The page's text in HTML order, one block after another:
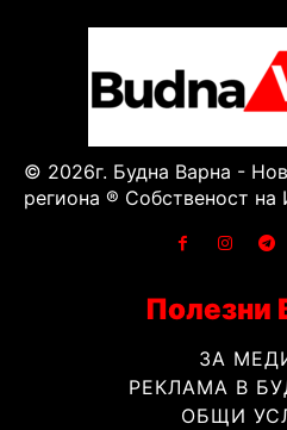
© 2026г. Будна Варна -
региона ® Собственост
Полезни
ЗА
РЕКЛАМА В
ОБЩИ